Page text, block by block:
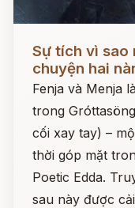
Sự tích vì sao
chuyện hai
Fenja và Menja
trong
cối xay tay) –
thời góp mặt
Poetic Edda.
sau này được